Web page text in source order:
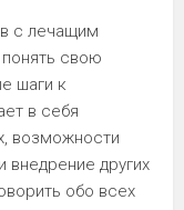
с лечащим
свою
шаги к
в себя
возможности
внедрение других
обо всех